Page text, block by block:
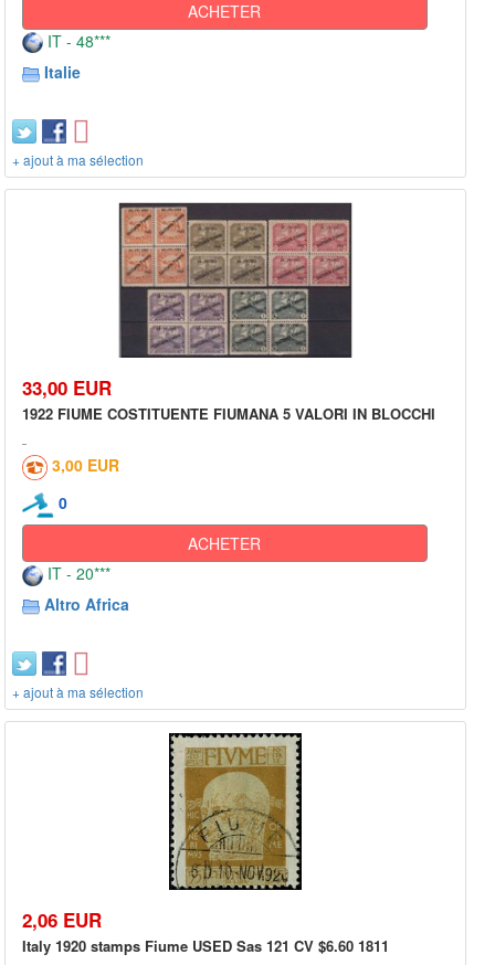
ACHETER
IT - 48***
Italie
+ ajout à ma sélection
33,00 EUR
1922 FIUME COSTITUENTE FIUMANA 5 VALORI IN BLOCCHI
3,00 EUR
0
ACHETER
IT - 20***
Altro Africa
+ ajout à ma sélection
2,06 EUR
Italy 1920 stamps Fiume USED Sas 121 CV $6.60 1811